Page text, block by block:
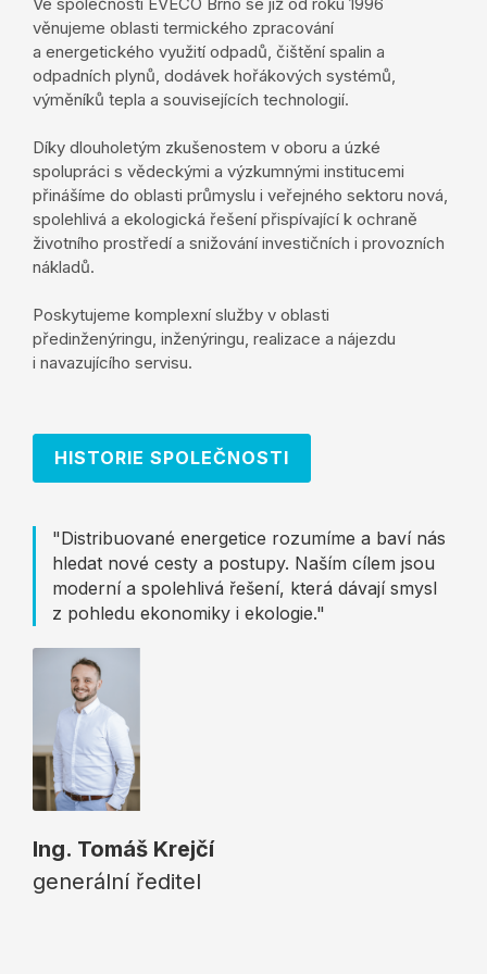
věnujeme oblasti termického zpracování
a energetického využití odpadů, čištění spalin a
odpadních plynů, dodávek hořákových systémů,
výměníků tepla a souvisejících technologií.
Díky dlouholetým zkušenostem v oboru a úzké
spolupráci s vědeckými a výzkumnými institucemi
přinášíme do oblasti průmyslu i veřejného sektoru nová,
spolehlivá a ekologická řešení přispívající k ochraně
životního prostředí a snižování investičních i provozních
nákladů.
Poskytujeme komplexní služby v oblasti
předinženýringu, inženýringu, realizace a nájezdu
i navazujícího servisu.
HISTORIE SPOLEČNOSTI
"Distribuované energetice rozumíme a baví nás
hledat nové cesty a postupy. Naším cílem jsou
moderní a spolehlivá řešení, která dávají smysl
z pohledu ekonomiky i ekologie."
Ing. Tomáš Krejčí
generální ředitel